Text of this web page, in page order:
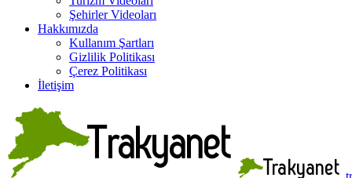
Şehirler Videoları
Hakkımızda
Kullanım Şartları
Gizlilik Politikası
Çerez Politikası
İletişim